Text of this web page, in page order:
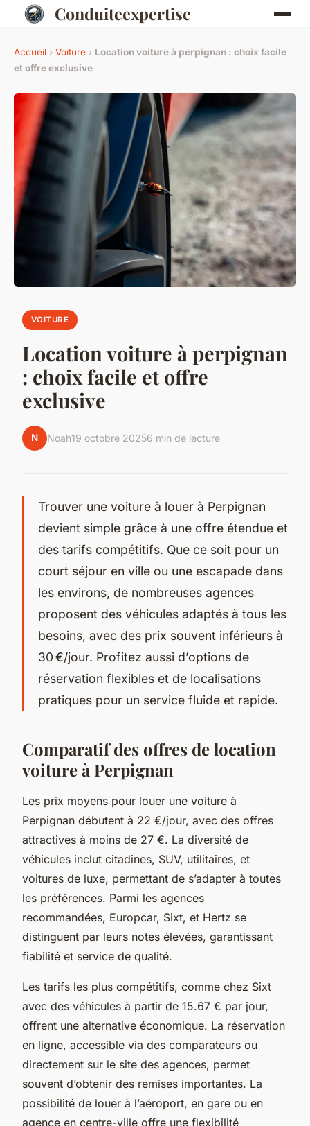
Conduiteexpertise
Accueil › Voiture › Location voiture à perpignan : choix facile
et offre exclusive
VOITURE
Location voiture à perpignan
: choix facile et offre
exclusive
N Noah19 octobre 20256 min de lecture
Trouver une voiture à louer à Perpignan
devient simple grâce à une offre étendue et
des tarifs compétitifs. Que ce soit pour un
court séjour en ville ou une escapade dans
les environs, de nombreuses agences
proposent des véhicules adaptés à tous les
besoins, avec des prix souvent inférieurs à
30 €/jour. Profitez aussi d’options de
réservation flexibles et de localisations
pratiques pour un service fluide et rapide.
Comparatif des offres de location
voiture à Perpignan
Les prix moyens pour louer une voiture à
Perpignan débutent à 22 €/jour, avec des offres
attractives à moins de 27 €. La diversité de
véhicules inclut citadines, SUV, utilitaires, et
voitures de luxe, permettant de s’adapter à toutes
les préférences. Parmi les agences
recommandées, Europcar, Sixt, et Hertz se
distinguent par leurs notes élevées, garantissant
fiabilité et service de qualité.
Les tarifs les plus compétitifs, comme chez Sixt
avec des véhicules à partir de 15.67 € par jour,
offrent une alternative économique. La réservation
en ligne, accessible via des comparateurs ou
directement sur le site des agences, permet
souvent d’obtenir des remises importantes. La
possibilité de louer à l’aéroport, en gare ou en
agence en centre-ville offre une flexibilité